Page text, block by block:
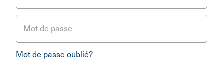
Mot de passe
Mot de passe oublié?